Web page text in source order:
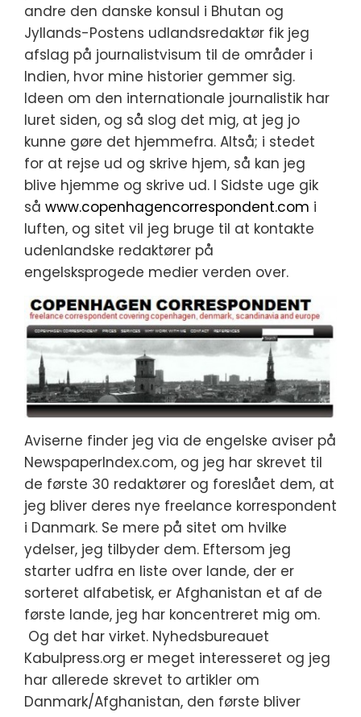
andre den danske konsul i Bhutan og
Jyllands-Postens udlandsredaktør fik jeg
afslag på journalistvisum til de områder i
Indien, hvor mine historier gemmer sig.
Ideen om den internationale journalistik har
luret siden, og så slog det mig, at jeg jo
kunne gøre det hjemmefra. Altså; i stedet
for at rejse ud og skrive hjem, så kan jeg
blive hjemme og skrive ud. I Sidste uge gik
så www.copenhagencorrespondent.com i
luften, og sitet vil jeg bruge til at kontakte
udenlandske redaktører på
engelsksprogede medier verden over.
Aviserne finder jeg via de engelske aviser på
NewspaperIndex.com, og jeg har skrevet til
de første 30 redaktører og foreslået dem, at
jeg bliver deres nye freelance korrespondent
i Danmark. Se mere på sitet om hvilke
ydelser, jeg tilbyder dem. Eftersom jeg
starter udfra en liste over lande, der er
sorteret alfabetisk, er Afghanistan et af de
første lande, jeg har koncentreret mig om.
Og det har virket. Nyhedsbureauet
Kabulpress.org er meget interesseret og jeg
har allerede skrevet to artikler om
Danmark/Afghanistan, den første bliver